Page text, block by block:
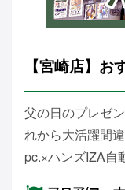
【宮崎店】
父の日のプレゼ
れから大活躍間
pc.×ハンズIZA